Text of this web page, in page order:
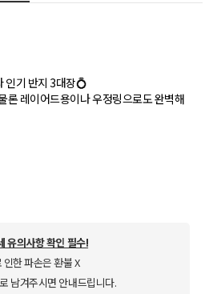
인기 반지 3대장💍
론 레이어드용이나 우정링으로도 완벽해
유의사항 확인 필수!
한 파손은 환불 X
남겨주시면 안내드립니다.